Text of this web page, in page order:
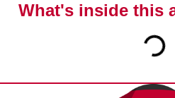
What's inside this